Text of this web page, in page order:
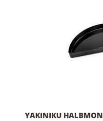
YAKINIKU